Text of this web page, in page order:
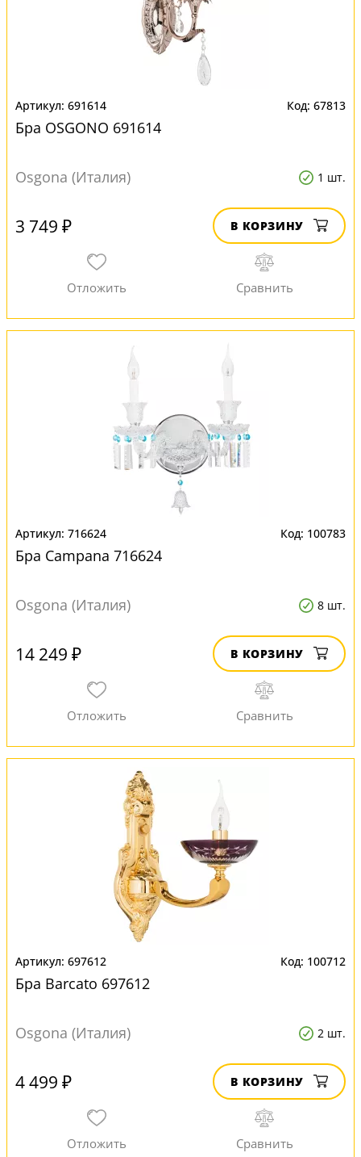
691614 67813
Бра OSGONO 691614
Osgona (Италия) 1 шт.
3 749 ₽ В КОРЗИНУ
716624 100783
Бра Campana 716624
Osgona (Италия) 8 шт.
14 249 ₽ В КОРЗИНУ
697612 100712
Бра Barcato 697612
Osgona (Италия) 2 шт.
4 499 ₽ В КОРЗИНУ